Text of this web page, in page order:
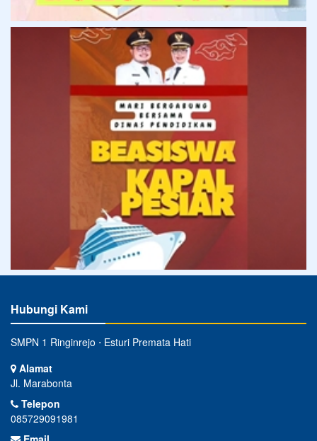
Hubungi Kami
SMPN 1 Ringinrejo ⋅ Esturi Premata Hati
Alamat
Jl. Marabonta
Telepon
085729091981